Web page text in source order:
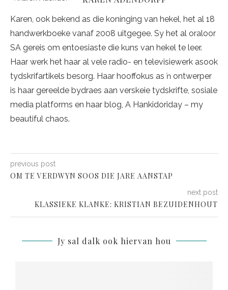
Karen, ook bekend as die koninging van hekel, het al 18
handwerkboeke vanaf 2008 uitgegee. Sy het al oraloor
SA gereis om entoesiaste die kuns van hekel te leer.
Haar werk het haar al vele radio- en televisiewerk asook
tydskrifartikels besorg. Haar hooffokus as ŉ ontwerper
is haar gereelde bydraes aan verskeie tydskrifte, sosiale
media platforms en haar blog, A Hankidoriday – my
beautiful chaos.
previous post
OM TE VERDWYN SOOS DIE JARE AANSTAP
next post
KLASSIEKE KLANKE: KRISTIAN BEZUIDENHOUT
Jy sal dalk ook hiervan hou